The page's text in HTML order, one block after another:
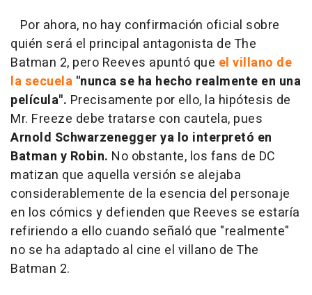
Por ahora, no hay confirmación oficial sobre
quién será el principal antagonista de The
Batman 2, pero Reeves apuntó que el villano de
la secuela "nunca se ha hecho realmente en una
película". Precisamente por ello, la hipótesis de
Mr. Freeze debe tratarse con cautela, pues
Arnold Schwarzenegger ya lo interpretó en
Batman y Robin. No obstante, los fans de DC
matizan que aquella versión se alejaba
considerablemente de la esencia del personaje
en los cómics y defienden que Reeves se estaría
refiriendo a ello cuando señaló que "realmente"
no se ha adaptado al cine el villano de The
Batman 2.